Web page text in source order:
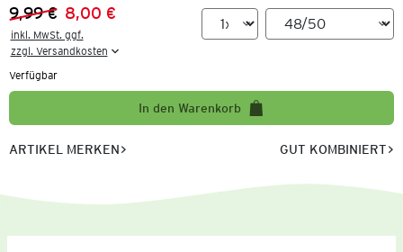
Vorheriger Preis:
9,99 €
Neuer Preis:
8,00 €
inkl. MwSt. ggf.
zzgl. Versandkosten
Verfügbar
In den Warenkorb
ARTIKEL MERKEN GUT KOMBINIERT